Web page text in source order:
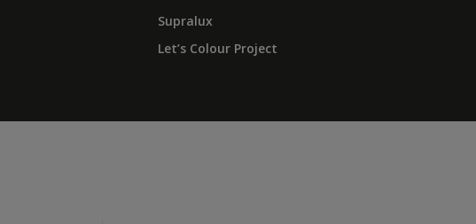
Supralux
Let’s Colour Project